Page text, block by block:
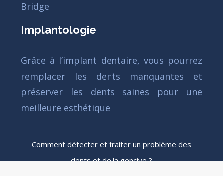
Bridge
Implantologie
Grâce à l’implant dentaire, vous pourrez
remplacer les dents manquantes et
préserver les dents saines pour une
meilleure esthétique.
Comment détecter et traiter un problème des
dents et de la gencive ?